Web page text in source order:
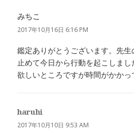
みちこ
り:
2017年10月16日 6:16 PM
鑑定ありがとうございます。先
止めて今日から行動を起こしま
欲しいところですが時間がかかっ
haruhi
り:
2017年10月10日 9:53 AM